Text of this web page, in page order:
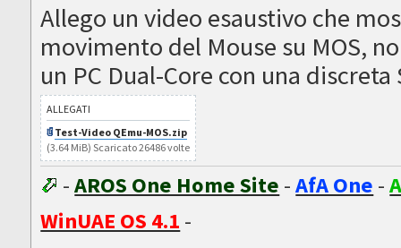
Allego un video esaustivo che
movimento del Mouse su MOS,
un PC Dual-Core con una discreta
ALLEGATI
Test-Video QEmu-MOS.zip
(3.64 MiB) Scaricato 26486 volte
-AROS One Home Site -AfA One -
WinUAE OS 4.1 -